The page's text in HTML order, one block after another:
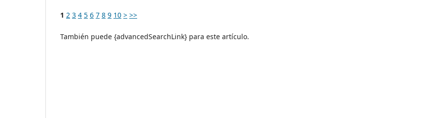
1 2 3 4 5 6 7 8 9 10 > >>
También puede {advancedSearchLink} para este artículo.